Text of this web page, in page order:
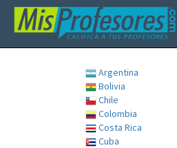
Argentina
Bolivia
Chile
Colombia
Costa Rica
Cuba